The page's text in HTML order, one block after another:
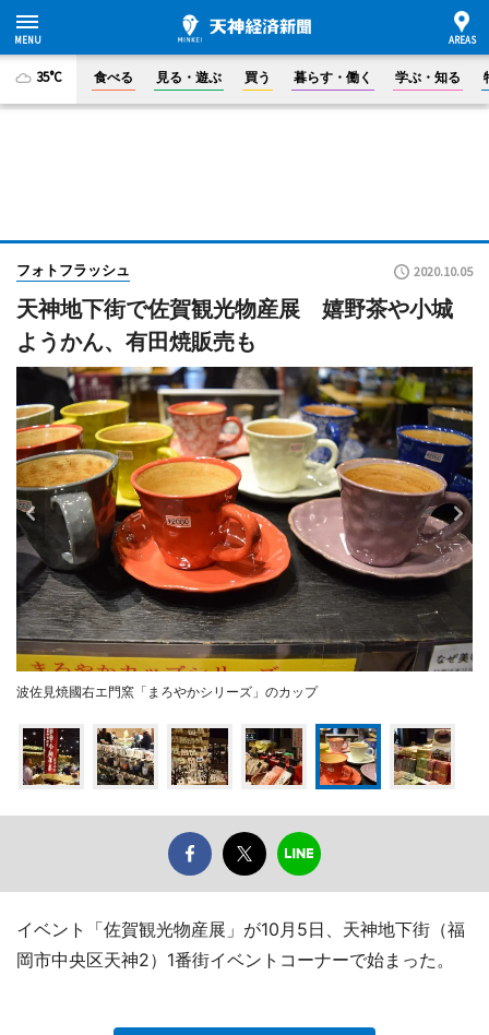
35°C 食べる 見る・遊ぶ 買う 暮らす・働く 学ぶ・知る
フォトフラッシュ 2020.10.05
天神地下街で佐賀観光物産展 嬉野茶や小城
ようかん、有田焼販売も
波佐見焼國右エ門窯「まろやかシリーズ」のカップ
イベント「佐賀観光物産展」が10月5日、天神地下街（福
岡市中央区天神2）1番街イベントコーナーで始まった。